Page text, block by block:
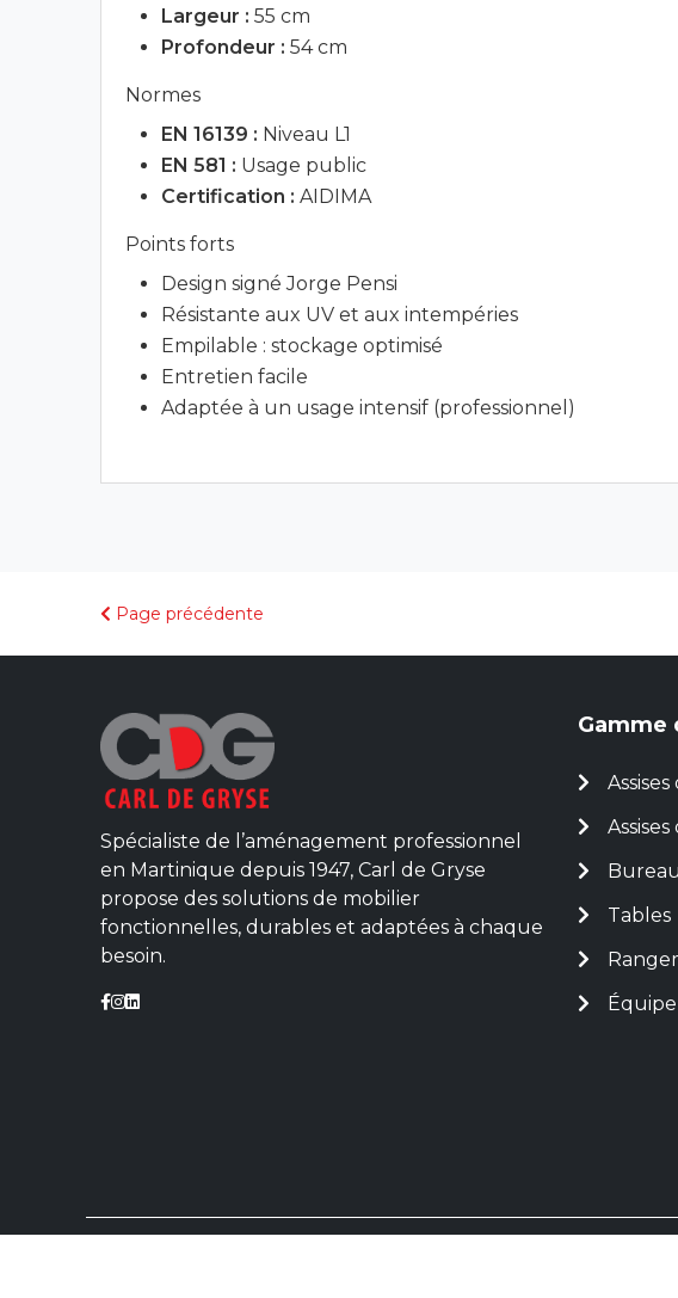
Largeur : 55 cm
Profondeur : 54 cm
Normes
EN 16139 : Niveau L1
EN 581 : Usage public
Certification : AIDIMA
Points forts
Design signé Jorge Pensi
Résistante aux UV et aux intempéries
Empilable : stockage optimisé
Entretien facile
Adaptée à un usage intensif (professionnel)
Page précédente
Spécialiste de l’aménagement professionnel
en Martinique depuis 1947, Carl de Gryse
propose des solutions de mobilier
fonctionnelles, durables et adaptées à chaque
besoin.
Gamme
Tables